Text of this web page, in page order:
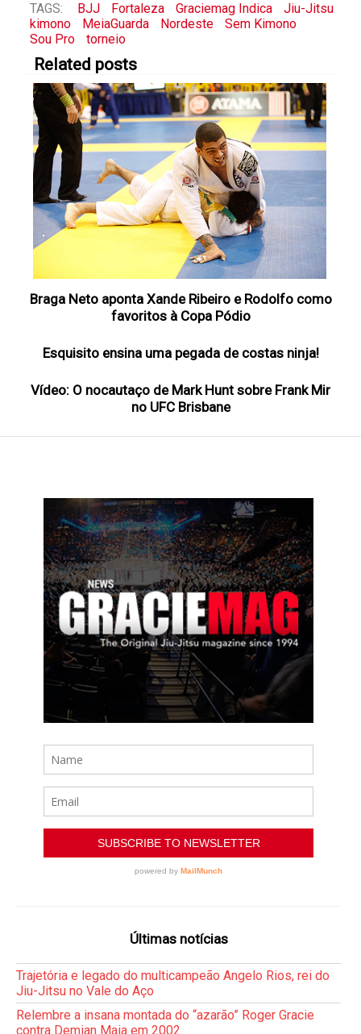
TAGS: BJJ Fortaleza Graciemag Indica
Jiu-Jitsu
kimono
MeiaGuarda Nordeste
Sem Kimono
Sou Pro
torneio
Related posts
Braga Neto aponta Xande Ribeiro e Rodolfo como
favoritos à Copa Pódio
Esquisito ensina uma pegada de costas ninja!
Vídeo: O nocautaço de Mark Hunt sobre Frank Mir
no UFC Brisbane
Últimas notícias
Trajetória e legado do multicampeão Angelo Rios, rei do
Jiu-Jitsu no Vale do Aço
Relembre a insana montada do “azarão” Roger Gracie
contra Demian Maia em 2002